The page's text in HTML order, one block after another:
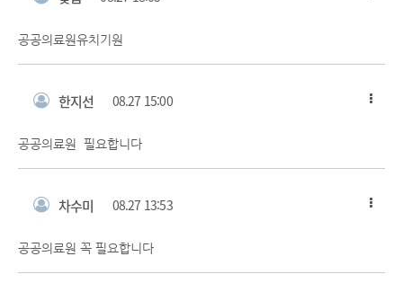
공공의료원유치기원
한지선 08.27 15:00
공공의료원 필요합니다
차수미 08.27 13:53
공공의료원 꼭 필요합니다